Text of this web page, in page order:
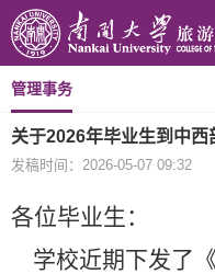
管理事务
关于2026年毕业生到中
发稿时间：2026-05-07 09:32
各位毕业生：
学校近期下发了